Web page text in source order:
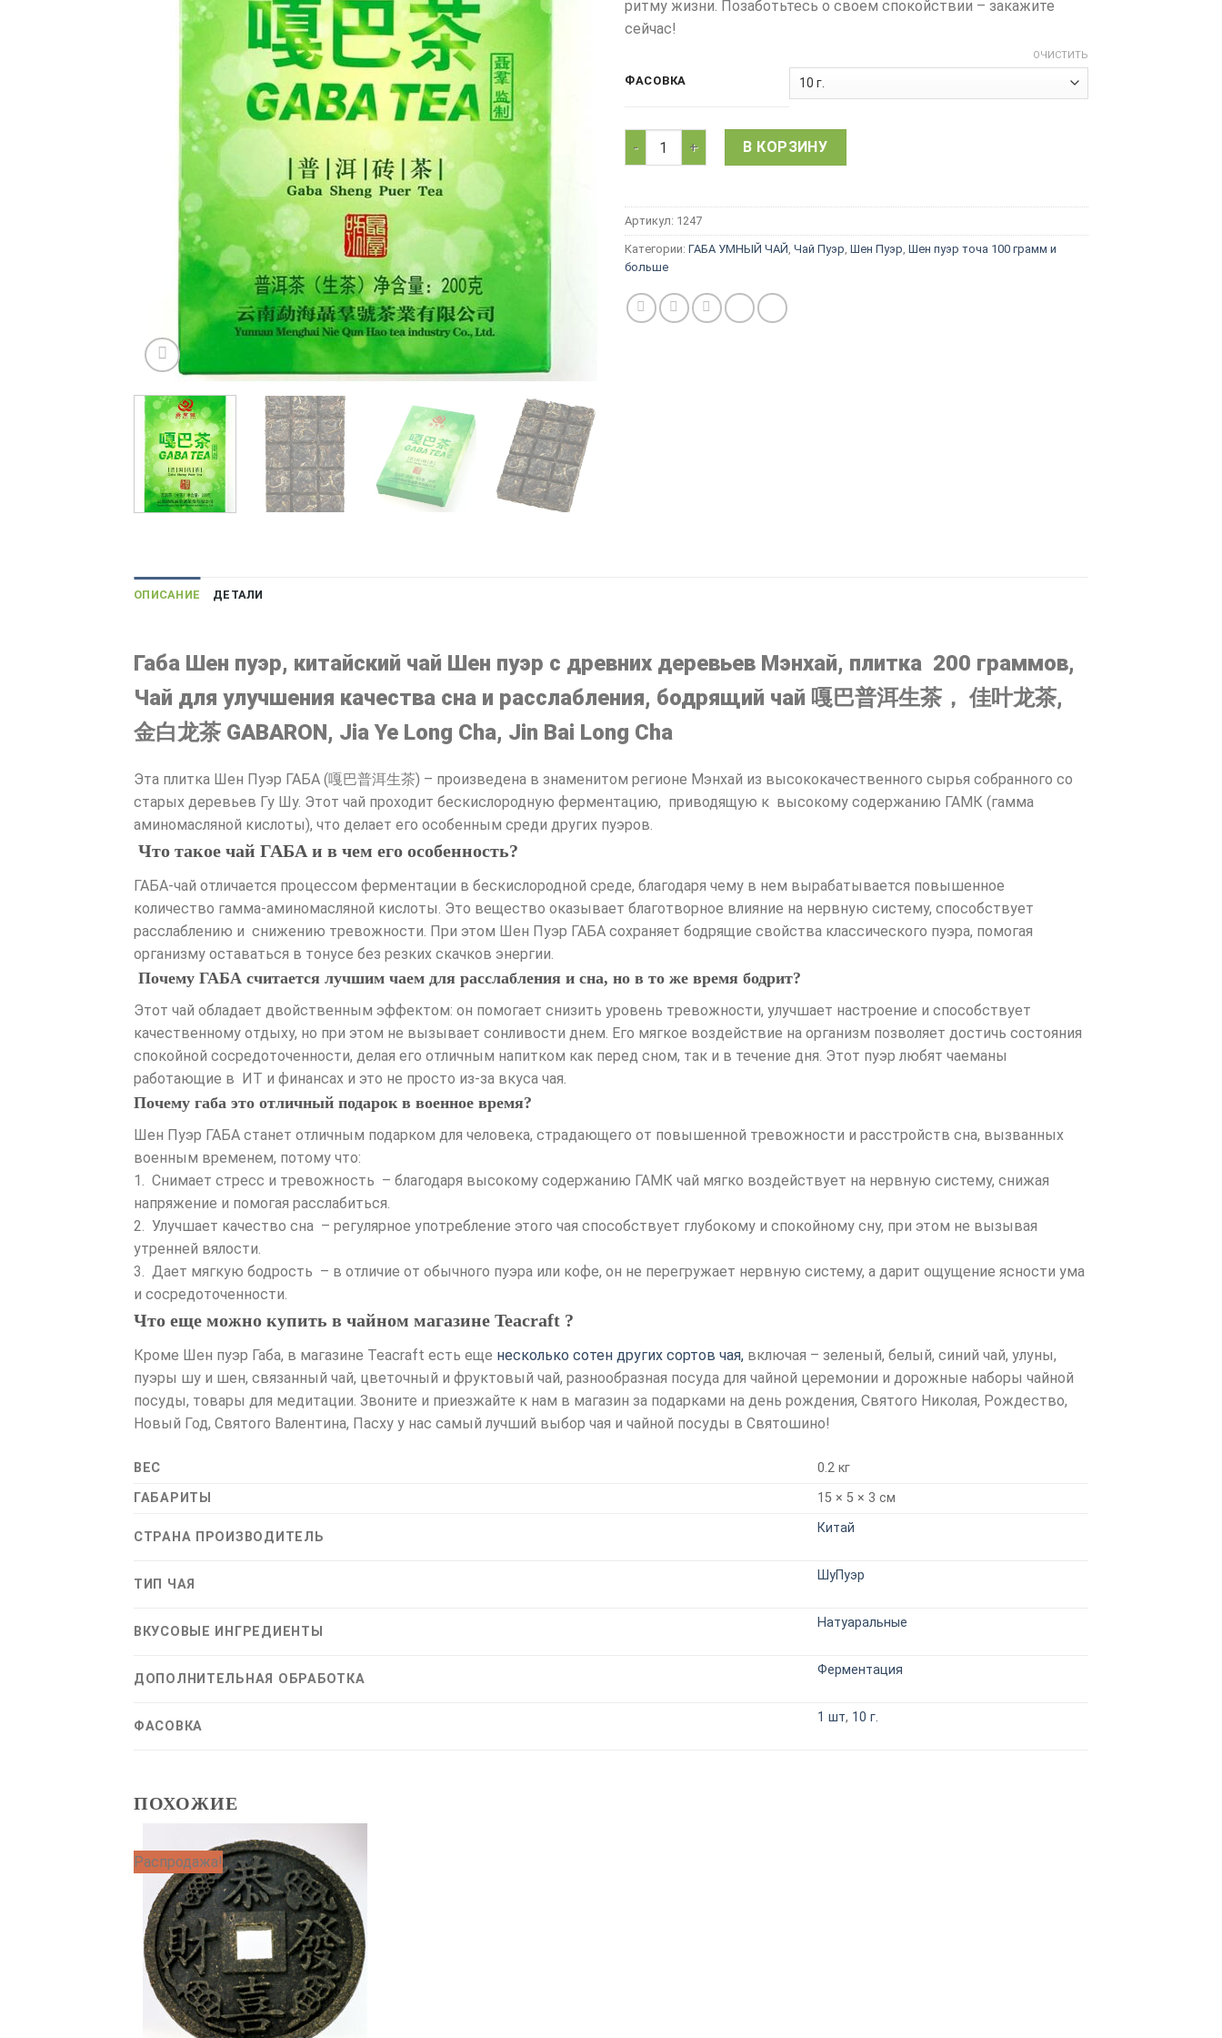
ритму жизни. Позаботьтесь о своем спокойствии – закажите
сейчас!
ФАСОВКА
ОЧИСТИТЬ
Количество товара Китайский чай Шен пуер ГАБА, со старых деревьев Мэнхай, плитка
В КОРЗИНУ
Артикул: 1247
Категории: ГАБА УМНЫЙ ЧАЙ Чай Пуэр Шен Пуэр Шен пуэр точа 100 грамм и
больше
ОПИСАНИЕ ДЕТАЛИ
Габа Шен пуэр, китайский чай Шен пуэр с древних деревьев Мэнхай, плитка 200 граммов,
Чай для улучшения качества сна и расслабления, бодрящий чай 嘎巴普洱生茶， 佳叶龙茶,
金白龙茶 GABARON, Jia Ye Long Cha, Jin Bai Long Cha
Эта плитка Шен Пуэр ГАБА (嘎巴普洱生茶) – произведена в знаменитом регионе Мэнхай из высококачественного сырья собранного со
старых деревьев Гу Шу. Этот чай проходит бескислородную ферментацию, приводящую к высокому содержанию ГАМК (гамма
аминомасляной кислоты), что делает его особенным среди других пуэров.
Что такое чай ГАБА и в чем его особенность?
ГАБА-чай отличается процессом ферментации в бескислородной среде, благодаря чему в нем вырабатывается повышенное
количество гамма-аминомасляной кислоты. Это вещество оказывает благотворное влияние на нервную систему, способствует
расслаблению и снижению тревожности. При этом Шен Пуэр ГАБА сохраняет бодрящие свойства классического пуэра, помогая
организму оставаться в тонусе без резких скачков энергии.
Почему ГАБА считается лучшим чаем для расслабления и сна, но в то же время бодрит?
Этот чай обладает двойственным эффектом: он помогает снизить уровень тревожности, улучшает настроение и способствует
качественному отдыху, но при этом не вызывает сонливости днем. Его мягкое воздействие на организм позволяет достичь состояния
спокойной сосредоточенности, делая его отличным напитком как перед сном, так и в течение дня. Этот пуэр любят чаеманы
работающие в ИТ и финансах и это не просто из-за вкуса чая.
Почему габа это отличный подарок в военное время?
Шен Пуэр ГАБА станет отличным подарком для человека, страдающего от повышенной тревожности и расстройств сна, вызванных
военным временем, потому что:
1. Снимает стресс и тревожность – благодаря высокому содержанию ГАМК чай мягко воздействует на нервную систему, снижая
напряжение и помогая расслабиться.
2. Улучшает качество сна – регулярное употребление этого чая способствует глубокому и спокойному сну, при этом не вызывая
утренней вялости.
3. Дает мягкую бодрость – в отличие от обычного пуэра или кофе, он не перегружает нервную систему, а дарит ощущение ясности ума
и сосредоточенности.
Что еще можно купить в чайном магазине Teacraft ?
Кроме Шен пуэр Габа, в магазине Teacraft есть еще несколько сотен других сортов чая, включая – зеленый, белый, синий чай, улуны,
пуэры шу и шен, связанный чай, цветочный и фруктовый чай, разнообразная посуда для чайной церемонии и дорожные наборы чайной
посуды, товары для медитации. Звоните и приезжайте к нам в магазин за подарками на день рождения, Святого Николая, Рождество,
Новый Год, Святого Валентина, Пасху у нас самый лучший выбор чая и чайной посуды в Святошино!
ВЕС
0.2 кг
ГАБАРИТЫ
15 × 5 × 3 см
СТРАНА ПРОИЗВОДИТЕЛЬ
Китай
ТИП ЧАЯ
ШуПуэр
ВКУСОВЫЕ ИНГРЕДИЕНТЫ
Натуаральные
ДОПОЛНИТЕЛЬНАЯ ОБРАБОТКА
Ферментация
ФАСОВКА
1 шт, 10 г.
ПОХОЖИЕ
Распродажа!